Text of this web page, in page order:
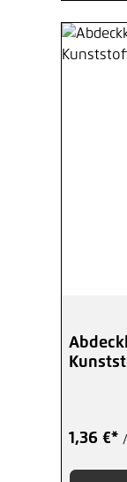
1,36 €*